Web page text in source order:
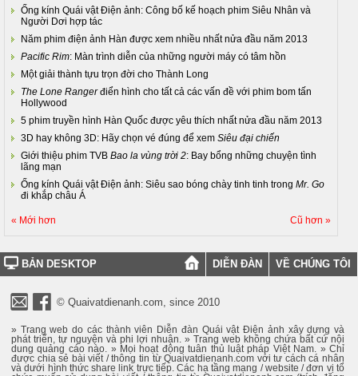
Ống kính Quái vật Điện ảnh: Công bố kế hoạch phim Siêu Nhân và
Người Dơi hợp tác
Năm phim điện ảnh Hàn được xem nhiều nhất nửa đầu năm 2013
Pacific Rim: Màn trình diễn của những người máy có tâm hồn
Một giải thành tựu trọn đời cho Thành Long
The Lone Rangerđiển hình cho tất cả các vấn đề với phim bom tấn
Hollywood
5 phim truyền hình Hàn Quốc được yêu thích nhất nửa đầu năm 2013
3D hay không 3D: Hãy chọn vé đúng để xem Siêu đại chiến
Giới thiệu phim TVB Bao la vùng trời 2: Bay bổng những chuyện tình
lãng mạn
Ống kính Quái vật Điện ảnh: Siêu sao bóng chày tinh tinh trong Mr. Go
đi khắp châu Á
« Mới hơn Cũ hơn »
BẢN DESKTOP DIỄN ĐÀN VỀ CHÚNG TÔI
© Quaivatdienanh.com, since 2010
» Trang web do các thành viên Diễn đàn Quái vật Điện ảnh xây dựng và
phát triển, tự nguyện và phi lợi nhuận. » Trang web không chứa bất cứ nội
dung quảng cáo nào. » Mọi hoạt động tuân thủ luật pháp Việt Nam. » Chỉ
được chia sẻ bài viết / thông tin từ Quaivatdienanh.com với tư cách cá nhân
và dưới hình thức share link trực tiếp. Các hạ tầng mạng / website / đơn vị tổ